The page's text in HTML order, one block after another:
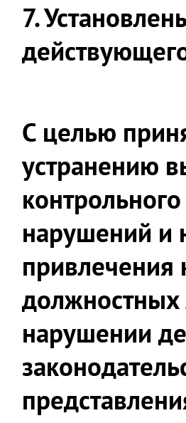
7.
С целью
устранению
нарушений и
привлечения
нарушении